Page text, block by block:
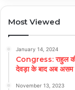
Most Viewed
January 14, 2024
Congress: राहुल की
देवड़ा के बाद अब असम
November 13, 2023